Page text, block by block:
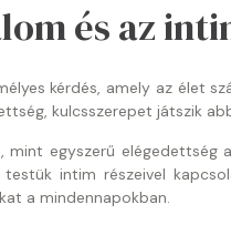
és az
kérdés, amely az élet
kulcsszerepet játszik
egyszerű elégedettség
intim részeivel
a mindennapokban.